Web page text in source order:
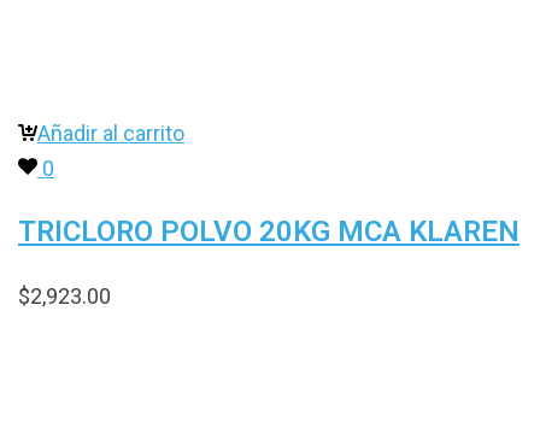
Añadir al carrito
0
TRICLORO POLVO 20KG MCA KLAREN
$2,923.00